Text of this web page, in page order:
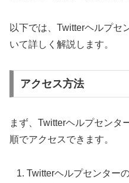
以下では、Twitterヘルプセ
いて詳しく解説します。
アクセス方法
まず、Twitterヘルプセンタ
順でアクセスできます。
Twitterヘルプセンター